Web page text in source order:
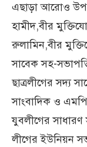
এছাড়া আরোও
হামীদ,বীর
রুলামিন,বীর
সাবেক সহ-সভাপতি
ছাত্রলীগের সদ্য
সাংবাদিক ও
যুবলীগের সাধারণ
লীগের ইউনিয়ন